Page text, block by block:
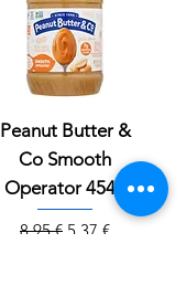
Peanut Butter &
Co Smooth
Operator 454g
Precio
8,95 € Precio de oferta
5,37 €